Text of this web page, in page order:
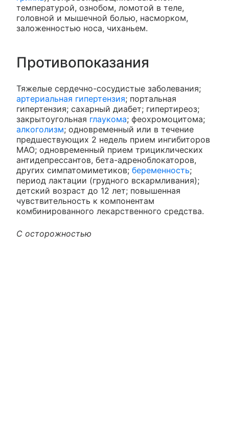
температурой, ознобом, ломотой в теле,
головной и мышечной болью, насморком,
заложенностью носа, чиханьем.
Противопоказания
Тяжелые сердечно-сосудистые заболевания;
артериальная гипертензия; портальная
гипертензия; сахарный диабет; гипертиреоз;
закрытоугольная глаукома; феохромоцитома;
алкоголизм; одновременный или в течение
предшествующих 2 недель прием ингибиторов
МАО; одновременный прием трициклических
антидепрессантов, бета-адреноблокаторов,
других симпатомиметиков; беременность;
период лактации (грудного вскармливания);
детский возраст до 12 лет; повышенная
чувствительность к компонентам
комбинированного лекарственного средства.
С осторожностью